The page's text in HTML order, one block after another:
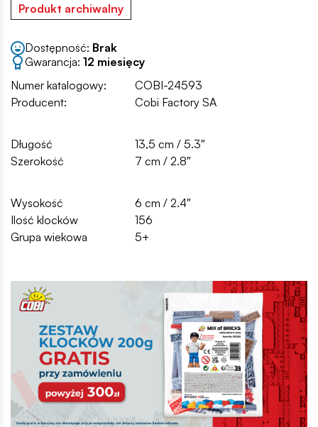
Produkt archiwalny
Dostępność: Brak
Gwarancja: 12 miesięcy
Numer katalogowy:
COBI-24593
Producent:
Cobi Factory SA
Długość
13,5 cm / 5.3″
Szerokość
7 cm / 2.8″
Wysokość
6 cm / 2.4″
Ilość klocków
156
Grupa wiekowa
5+